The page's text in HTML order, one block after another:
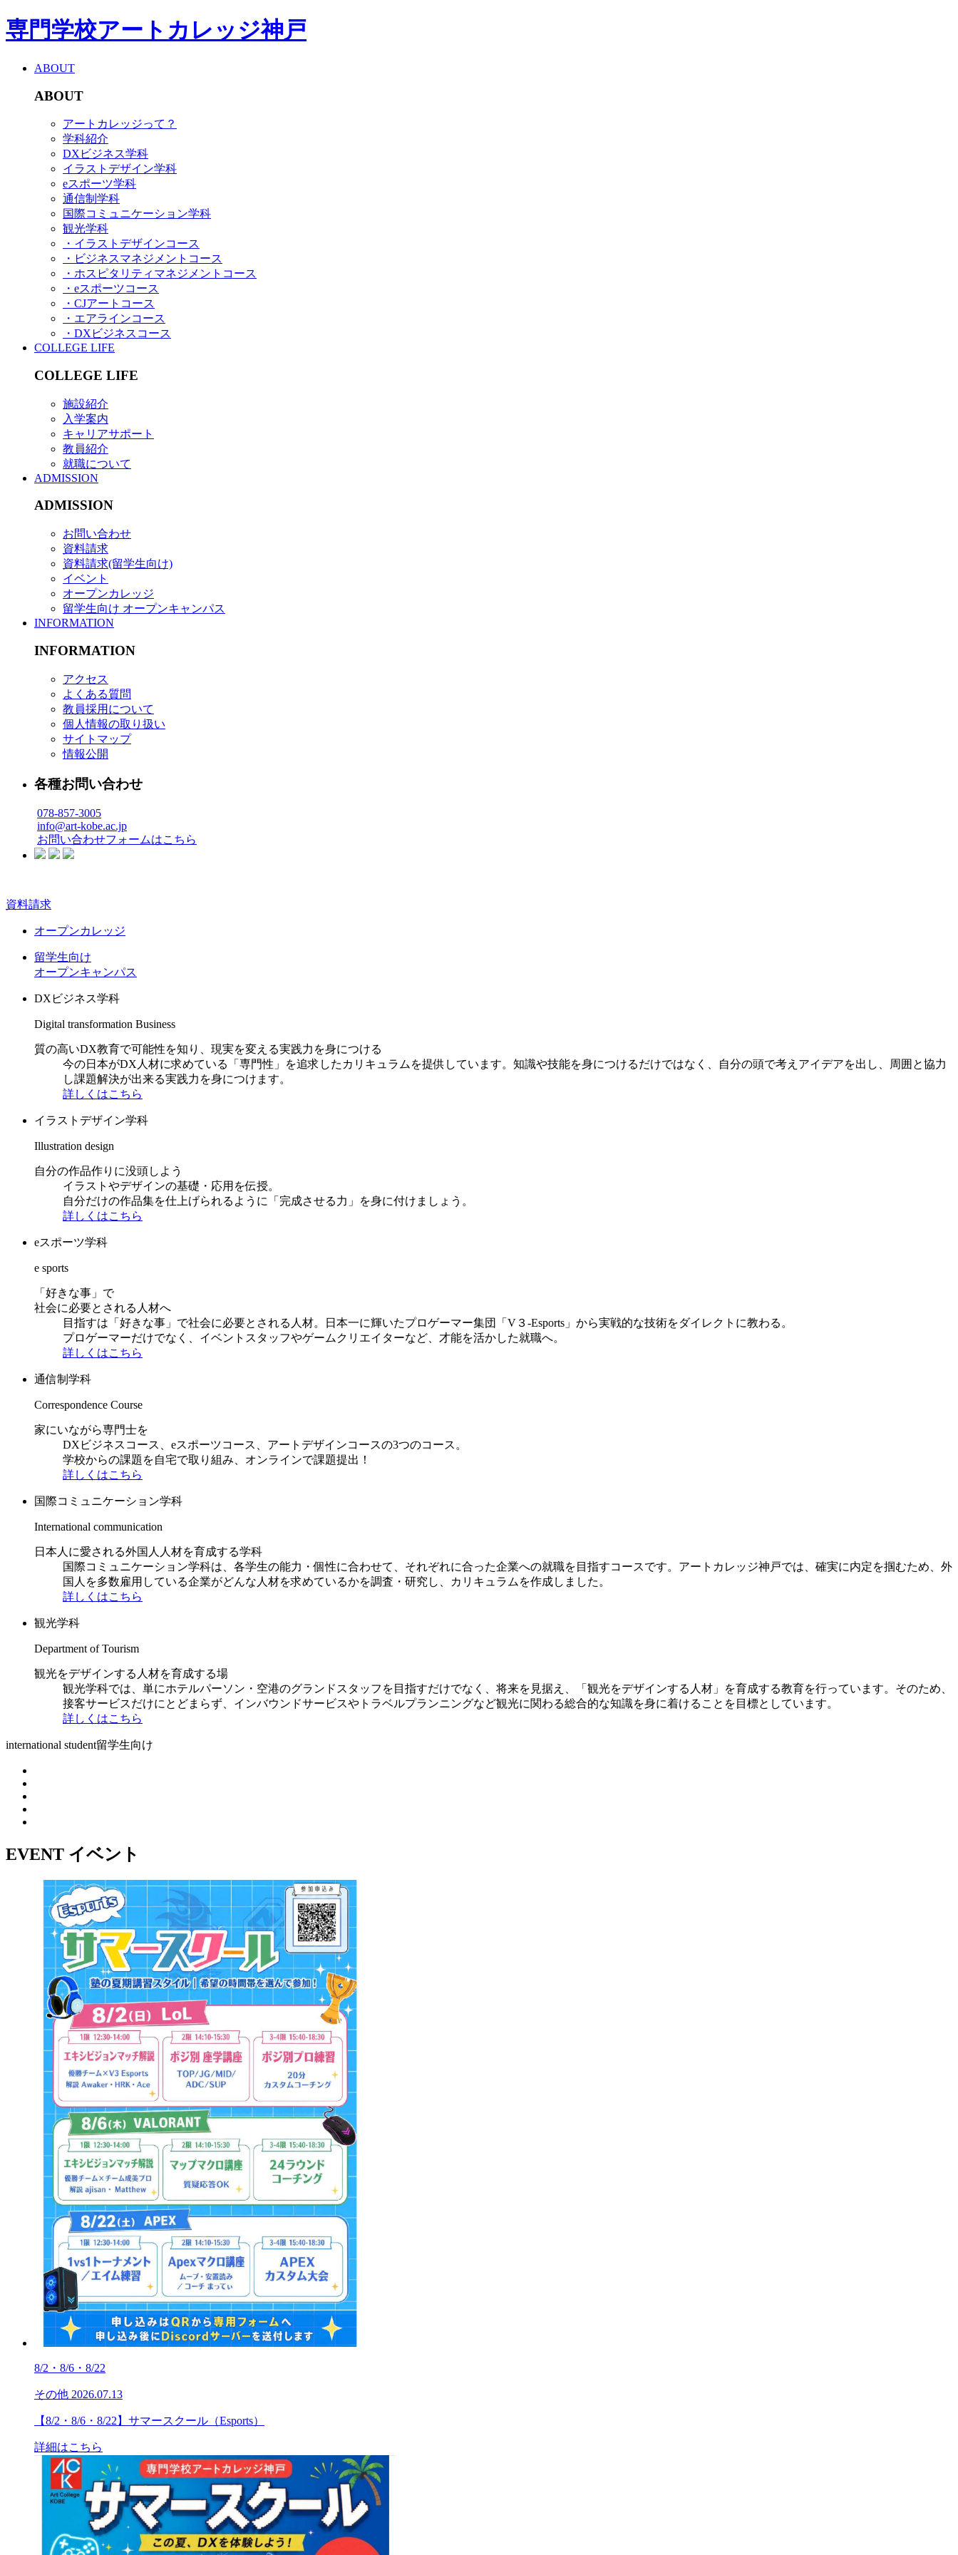
専門学校アートカレッジ神戸
ABOUT
ABOUT
アートカレッジって？
学科紹介
DXビジネス学科
イラストデザイン学科
eスポーツ学科
通信制学科
国際コミュニケーション学科
観光学科
・イラストデザインコース
・ビジネスマネジメントコース
・ホスピタリティマネジメントコース
・eスポーツコース
・CJアートコース
・エアラインコース
・DXビジネスコース
COLLEGE LIFE
COLLEGE LIFE
施設紹介
入学案内
キャリアサポート
教員紹介
就職について
ADMISSION
ADMISSION
お問い合わせ
資料請求
資料請求(留学生向け)
イベント
オープンカレッジ
留学生向け オープンキャンパス
INFORMATION
INFORMATION
アクセス
よくある質問
教員採用について
個人情報の取り扱い
サイトマップ
情報公開
各種お問い合わせ
078-857-3005
info@art-kobe.ac.jp
お問い合わせフォームはこちら
資料請求
オープンカレッジ
留学生向け
オープンキャンパス
DXビジネス学科
Digital transformation Business
質の高いDX教育で可能性を知り、現実を変える実践力を身につける
今の日本がDX人材に求めている「専門性」を追求したカリキュラムを提供しています。知識や技能を身につけるだけではなく、自分の頭で考えアイデアを出し、周囲と協力
し課題解決が出来る実践力を身につけます。
詳しくはこちら
イラストデザイン学科
Illustration design
自分の作品作りに没頭しよう
イラストやデザインの基礎・応用を伝授。
自分だけの作品集を仕上げられるように「完成させる力」を身に付けましょう。
詳しくはこちら
eスポーツ学科
e sports
「好きな事」で
社会に必要とされる人材へ
目指すは「好きな事」で社会に必要とされる人材。日本一に輝いたプロゲーマー集団「V３-Esports」から実戦的な技術をダイレクトに教わる。
プロゲーマーだけでなく、イベントスタッフやゲームクリエイターなど、才能を活かした就職へ。
詳しくはこちら
通信制学科
Correspondence Course
家にいながら専門士を
DXビジネスコース、eスポーツコース、アートデザインコースの3つのコース。
学校からの課題を自宅で取り組み、オンラインで課題提出！
詳しくはこちら
国際コミュニケーション学科
International communication
日本人に愛される外国人人材を育成する学科
国際コミュニケーション学科は、各学生の能力・個性に合わせて、それぞれに合った企業への就職を目指すコースです。アートカレッジ神戸では、確実に内定を掴むため、外
国人を多数雇用している企業がどんな人材を求めているかを調査・研究し、カリキュラムを作成しました。
詳しくはこちら
観光学科
Department of Tourism
観光をデザインする人材を育成する場
観光学科では、単にホテルパーソン・空港のグランドスタッフを目指すだけでなく、将来を見据え、「観光をデザインする人材」を育成する教育を行っています。そのため、
接客サービスだけにとどまらず、インバウンドサービスやトラベルプランニングなど観光に関わる総合的な知識を身に着けることを目標としています。
詳しくはこちら
international student留学生向け
EVENT イベント
8/2・8/6・8/22
その他 2026.07.13
【8/2・8/6・8/22】サマースクール（Esports）
詳細はこちら